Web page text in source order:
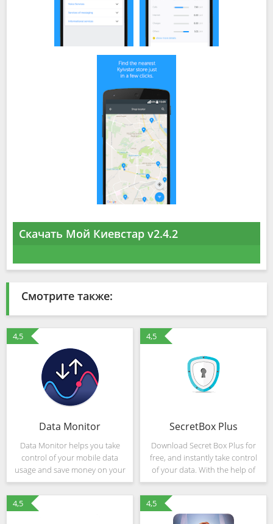
Скачать Мой Киевстар v2.4.2
Смотрите также:
4,5
Data Monitor
Data Monitor helps you take
control of your mobile data
usage and save money on your
monthly phone bill. You can use
the app every day to track how
much data you use and get
4,5
SecretBox Plus
Download Secret Box Plus for
free, and instantly take control
of your data. With the help of
SECRET BOX PLUS you can be
100% sure that your chosen
Phone logs, SMS, Pictures,
Videos and Audios are
4,5 4,5